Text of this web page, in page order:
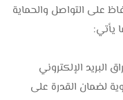
على التواصل والحماية
يأتي:
البريد الإلكتروني
لضمان القدرة على